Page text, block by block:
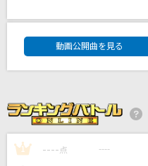
[生音]ハッピーエンド
EXILE ATSUSHI
PRIDE
DAM★ともボー
動画公開曲を見る
1 ---- 点 ----